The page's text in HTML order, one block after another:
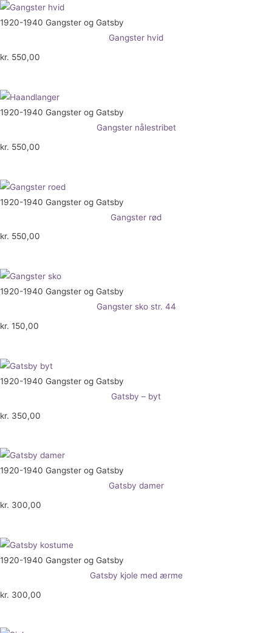
1920-1940 Gangster og Gatsby
Gangster hvid
kr. 550,00
1920-1940 Gangster og Gatsby
Gangster nålestribet
kr. 550,00
1920-1940 Gangster og Gatsby
Gangster rød
kr. 550,00
1920-1940 Gangster og Gatsby
Gangster sko str. 44
kr. 150,00
1920-1940 Gangster og Gatsby
Gatsby – byt
kr. 350,00
1920-1940 Gangster og Gatsby
Gatsby damer
kr. 300,00
1920-1940 Gangster og Gatsby
Gatsby kjole med ærme
kr. 300,00